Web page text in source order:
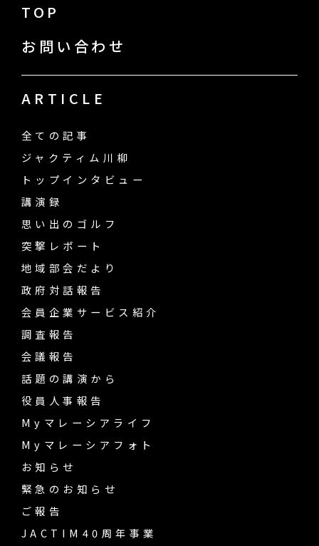
TOP
お問い合わせ
ARTICLE
全ての記事
ジャクティム川柳
トップインタビュー
講演録
思い出のゴルフ
突撃レポート
地域部会だより
政府対話報告
会員企業サービス紹介
調査報告
会議報告
話題の講演から
役員人事報告
Myマレーシアライフ
Myマレーシアフォト
お知らせ
緊急のお知らせ
ご報告
JACTIM40周年事業